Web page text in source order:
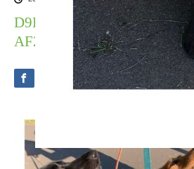
D9E56E5C-5A4E-4898-9F7F-
AF2B21658CF8